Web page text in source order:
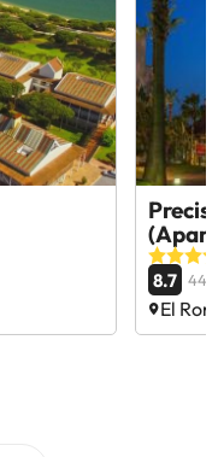
8.7
El